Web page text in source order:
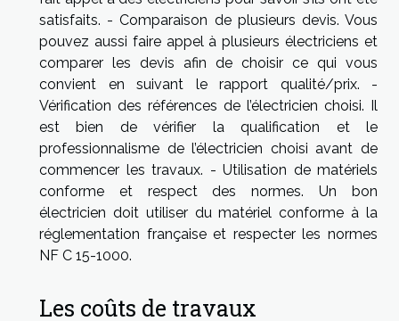
satisfaits. - Comparaison de plusieurs devis. Vous
pouvez aussi faire appel à plusieurs électriciens et
comparer les devis afin de choisir ce qui vous
convient en suivant le rapport qualité/prix. -
Vérification des références de l’électricien choisi. Il
est bien de vérifier la qualification et le
professionnalisme de l’électricien choisi avant de
commencer les travaux. - Utilisation de matériels
conforme et respect des normes. Un bon
électricien doit utiliser du matériel conforme à la
réglementation française et respecter les normes
NF C 15-1000.
Les coûts de travaux